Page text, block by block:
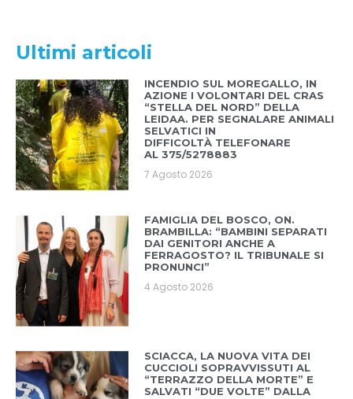
Ultimi articoli
INCENDIO SUL MOREGALLO, IN
AZIONE I VOLONTARI DEL CRAS
“STELLA DEL NORD” DELLA
LEIDAA. PER SEGNALARE ANIMALI
SELVATICI IN
DIFFICOLTÀ TELEFONARE
AL 375/5278883
7 Agosto 2026
FAMIGLIA DEL BOSCO, ON.
BRAMBILLA: “BAMBINI SEPARATI
DAI GENITORI ANCHE A
FERRAGOSTO? IL TRIBUNALE SI
PRONUNCI”
4 Agosto 2026
SCIACCA, LA NUOVA VITA DEI
CUCCIOLI SOPRAVVISSUTI AL
“TERRAZZO DELLA MORTE” E
SALVATI “DUE VOLTE” DALLA